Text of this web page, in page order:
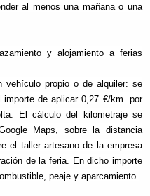
al menos una mañana o una
y alojamiento a ferias
vehículo propio o de alquiler: se
de aplicar 0,27 €/km. por
El cálculo del kilometraje se
Maps, sobre la distancia
el taller artesano de la empresa
de la feria. En dicho importe
peaje y aparcamiento.